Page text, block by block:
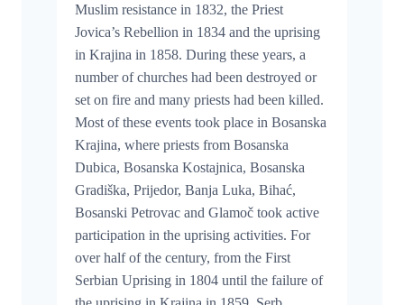
Muslim resistance in 1832, the Priest
Jovica’s Rebellion in 1834 and the uprising
in Krajina in 1858. During these years, a
number of churches had been destroyed or
set on fire and many priests had been killed.
Most of these events took place in Bosanska
Krajina, where priests from Bosanska
Dubica, Bosanska Kostajnica, Bosanska
Gradiška, Prijedor, Banja Luka, Bihać,
Bosanski Petrovac and Glamoč took active
participation in the uprising activities. For
over half of the century, from the First
Serbian Uprising in 1804 until the failure of